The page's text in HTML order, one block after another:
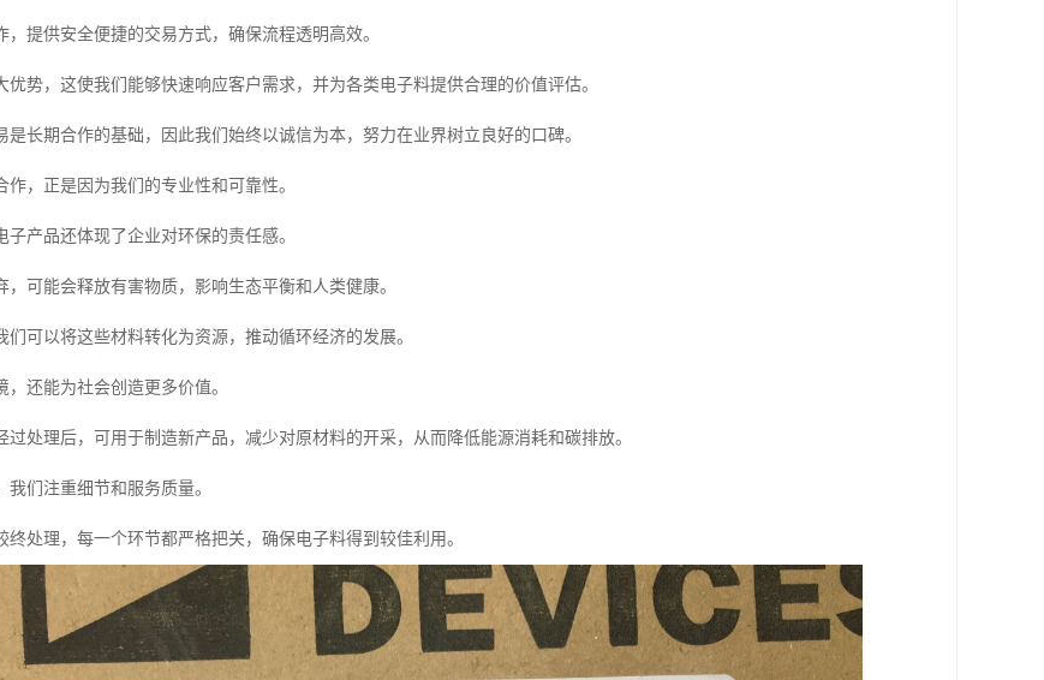
，提供安全便捷的交易方式，确保流程透明高效。
优势，这使我们能够快速响应客户需求，并为各类电子料提供合理的价值评估。
是长期合作的基础，因此我们始终以诚信为本，努力在业界树立良好的口碑。
，正是因为我们的专业性和可靠性。
子产品还体现了企业对环保的责任感。
，可能会释放有害物质，影响生态平衡和人类健康。
们可以将这些材料转化为资源，推动循环经济的发展。
还能为社会创造更多价值。
过处理后，可用于制造新产品，减少对原材料的开采，从而降低能源消耗和碳排放。
们注重细节和服务质量。
终处理，每一个环节都严格把关，确保电子料得到较佳利用。